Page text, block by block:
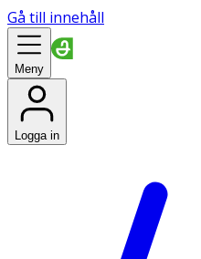
Gå till innehåll
Meny
Logga in